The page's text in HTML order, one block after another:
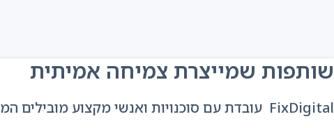
שותפות שמייצרת צמיחה אמיתית
FixDigital עובדת עם סוכנויות ואנשי מקצוע מובילים המתמחים בליווי עסקים לאורך זמן, הטמעות CRM, אוטומציות ותשתיות דיגיטל מתקדמות.